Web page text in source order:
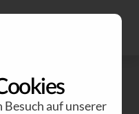
auf unserer